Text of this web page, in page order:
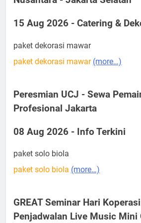
15 Aug 2026 - Catering &
paket dekorasi mawar
paket dekorasi mawar (more…)
Peresmian UCJ - Sewa
Profesional Jakarta
08 Aug 2026 - Info Terkini
paket solo biola
paket solo biola (more…)
GREAT Seminar Hari
Penjadwalan Live Music Mini